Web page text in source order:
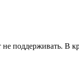
поддерживать. В